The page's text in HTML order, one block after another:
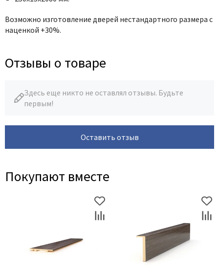
Возможно изготовление дверей нестандартного размера с
наценкой +30%.
Отзывы о товаре
Здесь еще никто не оставлял отзывы. Будьте
первым!
Оставить отзыв
Покупают вместе